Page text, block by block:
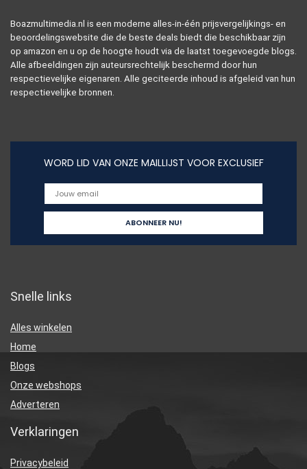
Boazmultimedia.nl is een moderne alles-in-één prijsvergelijkings- en
beoordelingswebsite die de beste deals biedt die beschikbaar zijn
op amazon en u op de hoogte houdt via de laatst toegevoegde blogs.
Alle afbeeldingen zijn auteursrechtelijk beschermd door hun
respectievelijke eigenaren. Alle geciteerde inhoud is afgeleid van hun
respectievelijke bronnen.
WORD LID VAN ONZE MAILLIJST VOOR EXCLUSIEF
Snelle links
Alles winkelen
Home
Blogs
Onze webshops
Adverteren
Verklaringen
Privacybeleid